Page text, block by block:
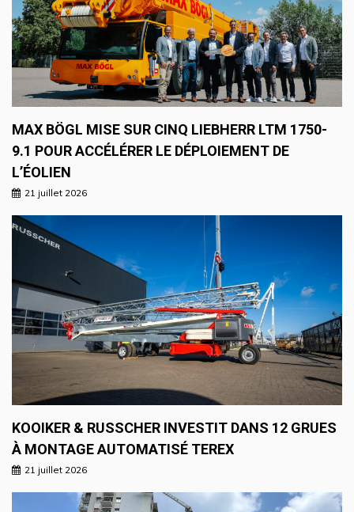
MAX BÖGL MISE SUR CINQ LIEBHERR LTM 1750-
9.1 POUR ACCÉLÉRER LE DÉPLOIEMENT DE
L’ÉOLIEN
21 juillet 2026
KOOIKER & RUSSCHER INVESTIT DANS 12 GRUES
À MONTAGE AUTOMATISÉ TEREX
21 juillet 2026